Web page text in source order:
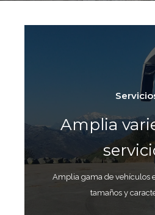
Amplia
Amplia gama de vehículos
tamaños y